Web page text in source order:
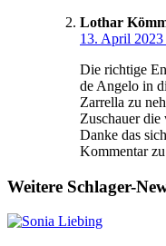
Lothar
13. April
Die richtige
de Angelo in
Zarrella zu
Zuschauer
Danke das
Kommentar
Weitere Schlager-